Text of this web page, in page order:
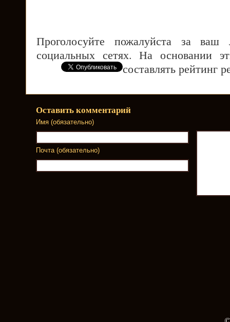
Проголосуйте пожалуйста за
социальных сетях. На основании
составлять рейтинг
Оставить комментарий
Имя (обязательно)
Почта (обязательно)